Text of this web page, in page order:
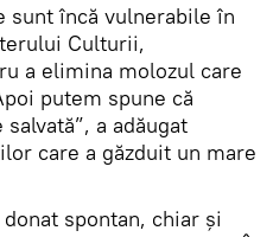
sunt încă vulnerabile în
Culturii,
a elimina molozul care
putem spune că
a adăugat
care a găzduit un mare
spontan, chiar și